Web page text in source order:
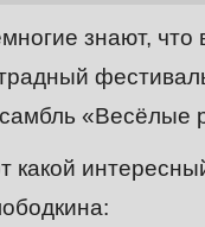
знают,
«Весёлые
какой